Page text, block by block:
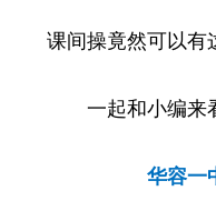
课间操竟然可以有
一起和小编来
华容一